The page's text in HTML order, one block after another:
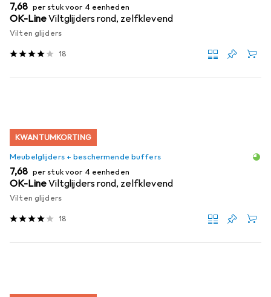
EUR
7,68 per stuk voor 4 eenheden
OK-LineViltglijders rond, zelfklevend
Vilten glijders
18
KWANTUMKORTING
Meubelglijders + beschermende buffers
EUR
7,68 per stuk voor 4 eenheden
OK-LineViltglijders rond, zelfklevend
Vilten glijders
18